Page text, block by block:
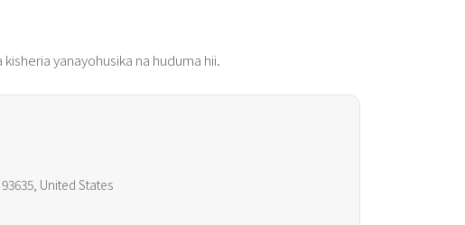
yanayohusika na huduma hii.
United States